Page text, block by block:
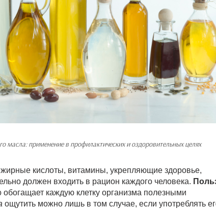
масла: применение в профилактических и оздоровительных целях
кислоты, витамины, укрепляющие здоровье,
должен входить в рацион каждого человека.
каждую клетку организма полезными
ощутить можно лишь в том случае, если употреблять